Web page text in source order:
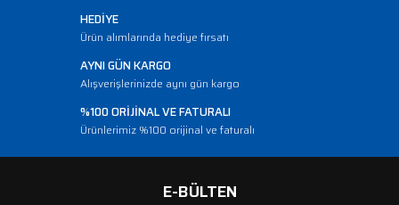
HEDİYE
Ürün alımlarında hediye fırsatı
AYNI GÜN KARGO
Alışverişlerinizde aynı gün kargo
%100 ORİJİNAL VE FATURALI
Ürünlerimiz %100 orijinal ve faturalı
E-BÜLTEN